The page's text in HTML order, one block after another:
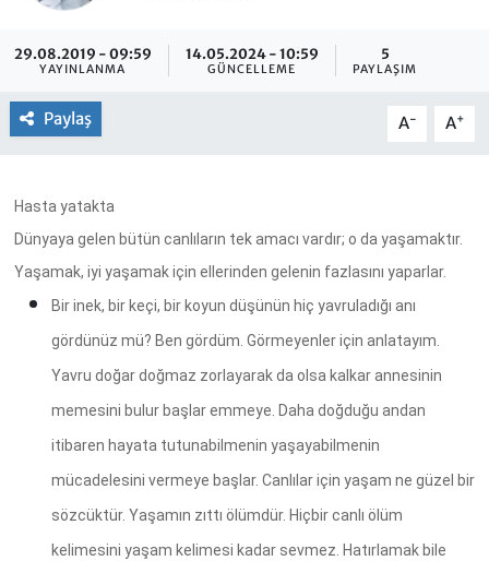
29.08.2019 - 09:59
YAYINLANMA
14.05.2024 - 10:59
GÜNCELLEME
5
PAYLAŞIM
Paylaş A- A+
Hasta yatakta
Dünyaya gelen bütün canlıların tek amacı vardır; o da yaşamaktır.
Yaşamak, iyi yaşamak için ellerinden gelenin fazlasını yaparlar.
Bir inek, bir keçi, bir koyun düşünün hiç yavruladığı anı
gördünüz mü? Ben gördüm. Görmeyenler için anlatayım.
Yavru doğar doğmaz zorlayarak da olsa kalkar annesinin
memesini bulur başlar emmeye. Daha doğduğu andan
itibaren hayata tutunabilmenin yaşayabilmenin
mücadelesini vermeye başlar. Canlılar için yaşam ne güzel bir
sözcüktür. Yaşamın zıttı ölümdür. Hiçbir canlı ölüm
kelimesini yaşam kelimesi kadar sevmez. Hatırlamak bile
Haber Arşivi